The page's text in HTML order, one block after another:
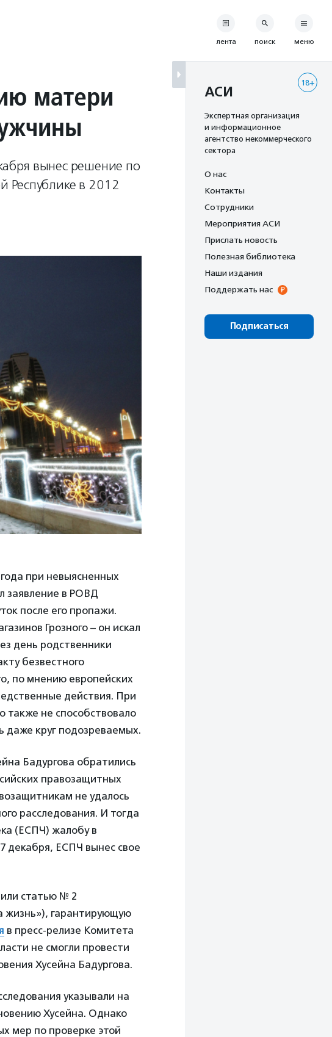
матери
вынес решение по
Республике в 2012
при невыясненных
заявление в РОВД
после его пропажи.
Грозного – он искал
день родственники
безвестного
по мнению европейских
действия. При
также не способствовало
даже круг подозреваемых.
Бадургова обратились
правозащитных
не удалось
расследования. И тогда
(ЕСПЧ) жалобу в
декабря, ЕСПЧ вынес свое
статью № 2
жизнь»), гарантирующую
в пресс-релизе Комитета
не смогли провести
Хусейна Бадургова.
указывали на
Хусейна. Однако
мер по проверке этой
лента поиск меню
18+
АСИ
Экспертная организация
и информационное
агентство некоммерческого
сектора
О нас
Контакты
Сотрудники
Мероприятия АСИ
Прислать новость
Полезная библиотека
Наши издания
Поддержать нас
Подписаться